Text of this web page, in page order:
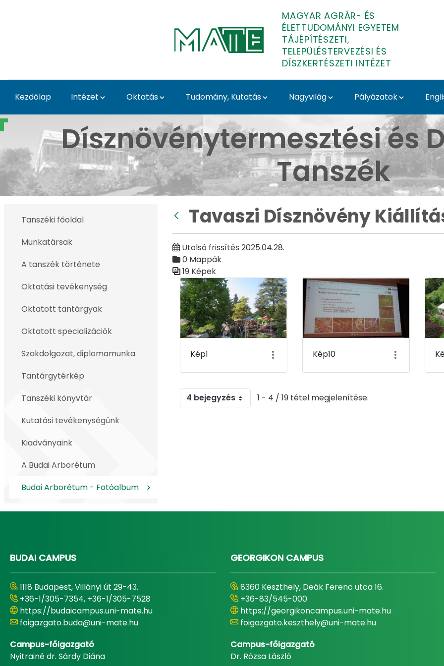
MAGYAR AGRÁR- ÉS
ÉLETTUDOMÁNYI EGYETEM
TÁJÉPÍTÉSZETI,
TELEPÜLÉSTERVEZÉSI ÉS
DÍSZKERTÉSZETI INTÉZET
Kezdőlap Intézet Oktatás Tudomány, Kutatás Nagyvilág Pályázatok
Tavaszi Dísznövény Kiállítás 2025 - Budai
Dísznövénytermesztési és
Tanszék
Tanszéki főoldal
Munkatársak
A tanszék története
Oktatási tevékenység
Oktatott tantárgyak
Oktatott specializációk
Szakdolgozat, diplomamunka
Tantárgytérkép
Tanszéki könyvtár
Kutatási tevékenységünk
Kiadványaink
A Budai Arborétum
Budai Arborétum - Fotóalbum
Tavaszi Dísznövény
Utolsó frissítés 2025.04.28.
0 Mappák
19 Képek
Médiatár
Kép1 Kép10
4 bejegyzés 1 - 4 / 19 tétel megjelenítése.
BUDAI CAMPUS
1118 Budapest, Villányi út 29-43.
+36-1/305-7354, +36-1/305-7528
https://budaicampus.uni-mate.hu
foigazgato.buda@uni-mate.hu
Campus-főigazgató
Nyitrainé dr. Sárdy Diána
GEORGIKON CAMPUS
8360 Keszthely, Deák Ferenc utca 16.
+36-83/545-000
https://georgikoncampus.uni-mate.hu
foigazgato.keszthely@uni-mate.hu
Campus-főigazgató
Dr. Rózsa László